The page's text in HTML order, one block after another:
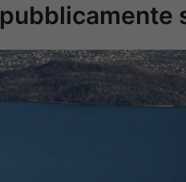
pubblicamente